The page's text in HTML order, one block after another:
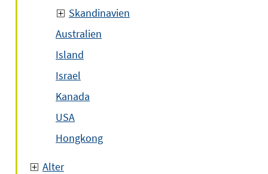
Skandinavien
Australien
Island
Israel
Kanada
USA
Hongkong
Alter